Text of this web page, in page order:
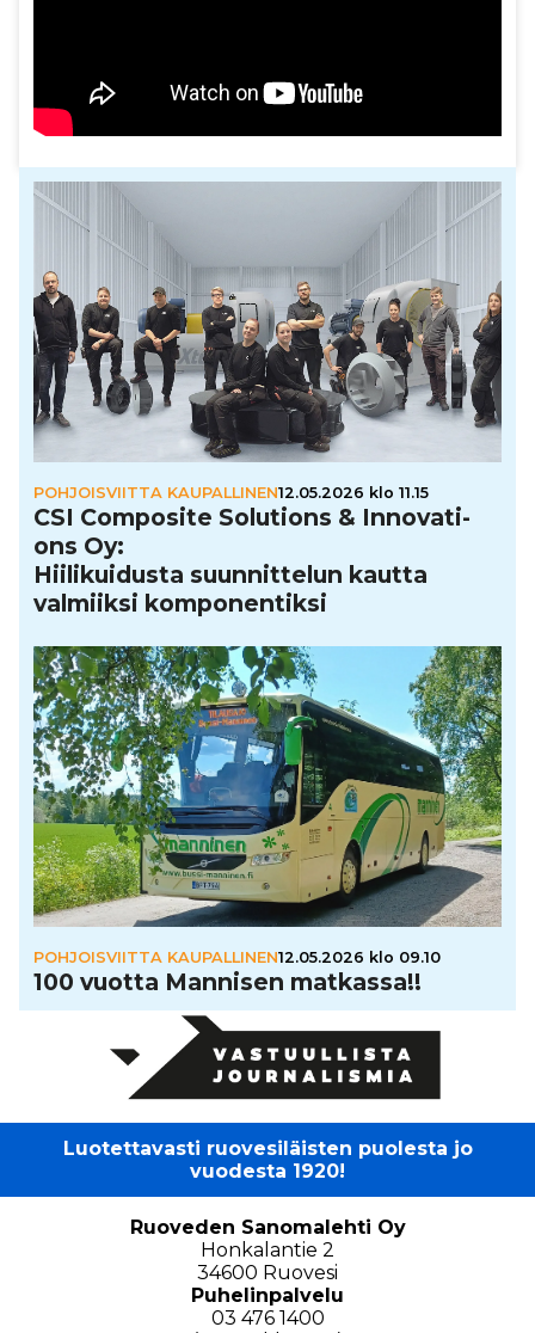
POHJOISVIITTA KAUPALLINEN12.05.2026 klo 11.15
CSI Composite Solutions & Inno­va­ti­
ons Oy:
Hii­li­kui­dusta suun­nit­te­lun kautta
valmiiksi kom­po­nen­tiksi
POHJOISVIITTA KAUPALLINEN12.05.2026 klo 09.10
100 vuotta Mannisen matkassa!!
Luotettavasti ruovesiläisten puolesta jo
vuodesta 1920!
Ruoveden Sanomalehti Oy
Honkalantie 2
34600 Ruovesi
Puhelinpalvelu
03 476 1400